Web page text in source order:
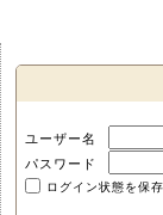
ユーザー名
パスワード
ログイン状態を保存